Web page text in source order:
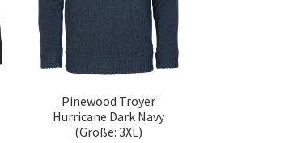
Pinewood Troyer
Hurricane Dark Navy
(Größe: 3XL)